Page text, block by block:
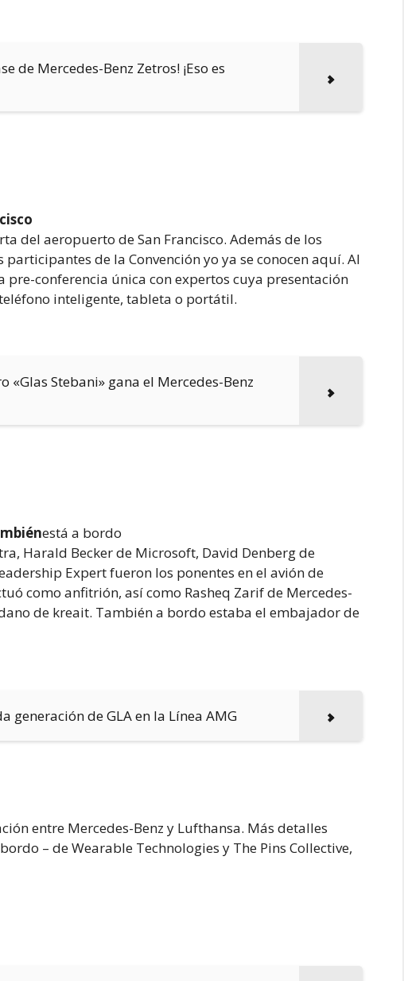
de Mercedes-Benz Zetros! ¡Eso es
del aeropuerto de San Francisco. Además de los
de la Convención yo ya se conocen aquí. Al
conferencia única con expertos cuya presentación
inteligente, tableta o portátil.
«Glas Stebani» gana el Mercedes-Benz
está a bordo
Harald Becker de Microsoft, David Denberg de
Expert fueron los ponentes en el avión de
como anfitrión, así como Rasheq Zarif de Mercedes-
de kreait. También a bordo estaba el embajador de
generación de GLA en la Línea AMG
entre Mercedes-Benz y Lufthansa. Más detalles
– de Wearable Technologies y The Pins Collective,